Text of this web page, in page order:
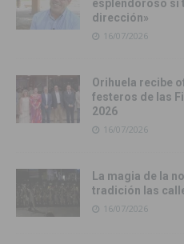
esplendoroso si
dirección»
16/07/2026
Orihuela recibe
festeros de las
2026
16/07/2026
La magia de la
tradición las
16/07/2026